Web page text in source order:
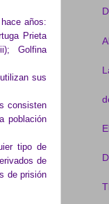
años:
Prieta
Golfina
sus
consisten
población
tipo de
de
de prisión